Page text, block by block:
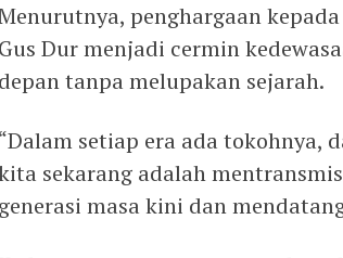
penghargaan
Gus Dur menjadi cermin
depan tanpa melupakan sejarah.
“Dalam setiap era ada tokohnya,
sekarang adalah
generasi masa kini dan